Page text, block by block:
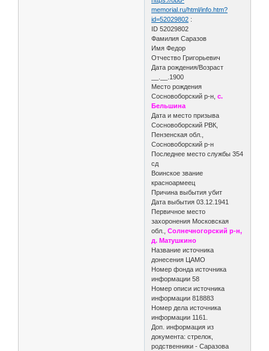
memorial.ru/html/info.htm?
id=52029802 :
ID 52029802
Фамилия Саразов
Имя Федор
Отчество Григорьевич
Дата рождения/Возраст
__.__.1900
Место рождения
Сосновоборский р-н,с.
Бельшина
Дата и место призыва
Сосновоборский РВК,
Пензенская обл.,
Сосновоборский р-н
Последнее место службы 354
сд
Воинское звание
красноармеец
Причина выбытия убит
Дата выбытия 03.12.1941
Первичное место
захоронения Московская
обл.,Солнечногорский р-н,
д. Матушкино
Название источника
донесения ЦАМО
Номер фонда источника
информации 58
Номер описи источника
информации 818883
Номер дела источника
информации 1161.
Доп. информация из
документа: стрелок,
родственники - Саразова